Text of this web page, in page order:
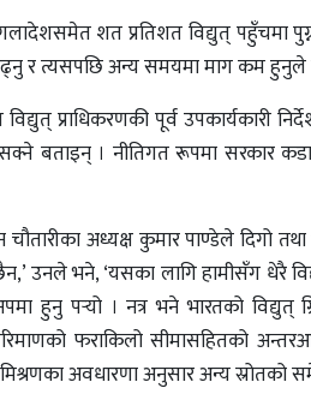
शत प्रतिशत विद्युत् पहुँचमा
र त्यसपछि अन्य समयमा माग कम हुनुले
प्राधिकरणकी पूर्व उपकार्यकारी
बताइन् । नीतिगत रूपमा सरकार
चौतारीका अध्यक्ष कुमार पाण्डेले दिगो
उनले भने, ‘यसका लागि हामीसँग धेरै
हुनु पर्‍यो । नत्र भने भारतको विद्युत्
फराकिलो सीमासहितको
अवधारणा अनुसार अन्य स्रोतको